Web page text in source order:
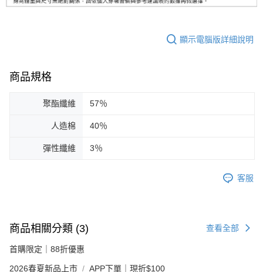
顯示電腦版詳細說明
商品規格
聚酯纖維 57％
人造棉 40％
彈性纖維 3％
客服
商品相關分類 (3) 查看全部
首購限定｜88折優惠
2026春夏新品上市 APP下單｜現折$100